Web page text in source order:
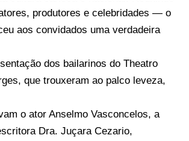
produtores e celebridades — o
aos convidados uma verdadeira
dos bailarinos do Theatro
que trouxeram ao palco leveza,
o ator Anselmo Vasconcelos, a
Dra. Juçara Cezario,